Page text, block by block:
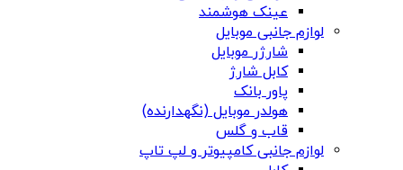
عینک هوشمند
لوازم جانبی موبایل
شارژر موبایل
کابل شارژ
پاور بانک
هولدر موبایل (نگهدارنده)
قاب و گلس
لوازم جانبی کامپیوتر و لپ تاپ